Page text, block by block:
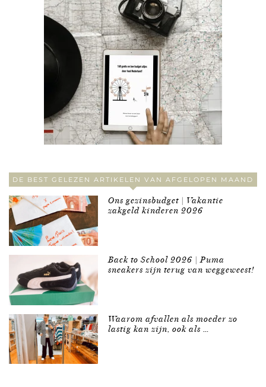
DE BEST GELEZEN ARTIKELEN VAN AFGELOPEN MAAND
Ons gezinsbudget | Vakantie
zakgeld kinderen 2026
Back to School 2026 | Puma
sneakers zijn terug van weggeweest!
Waarom afvallen als moeder zo
lastig kan zijn, ook als …